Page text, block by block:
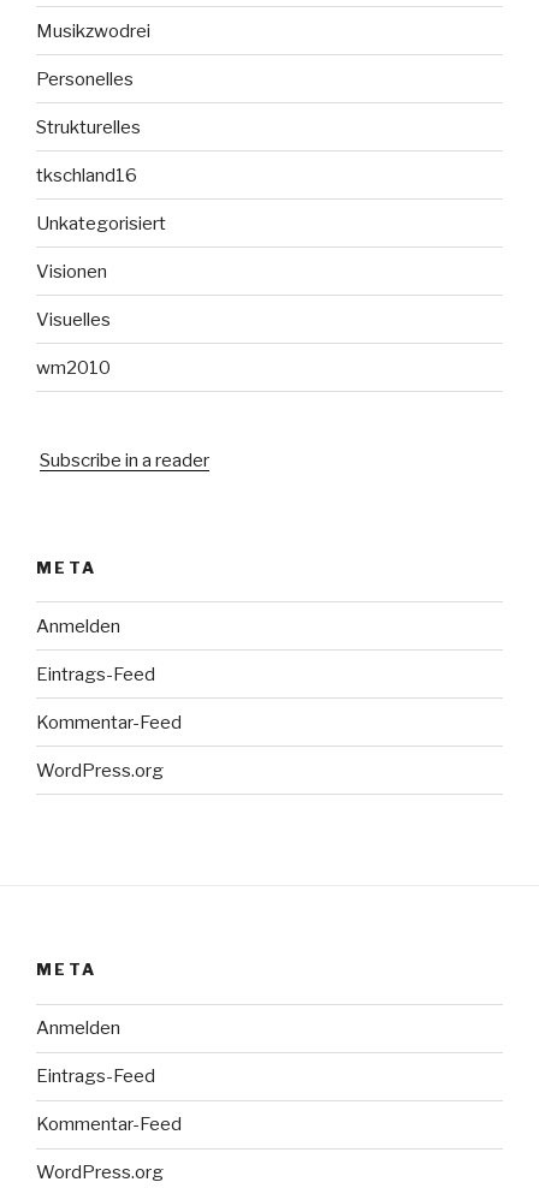
Musikzwodrei
Personelles
Strukturelles
tkschland16
Unkategorisiert
Visionen
Visuelles
wm2010
Subscribe in a reader
META
Anmelden
Eintrags-Feed
Kommentar-Feed
WordPress.org
META
Anmelden
Eintrags-Feed
Kommentar-Feed
WordPress.org